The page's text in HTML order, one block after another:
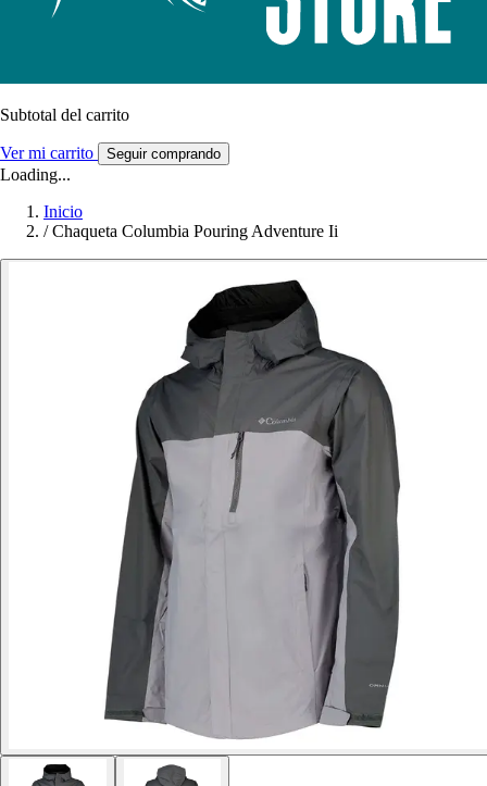
Subtotal del carrito
Ver mi carrito Seguir comprando
Loading...
Inicio
/ Chaqueta Columbia Pouring Adventure Ii